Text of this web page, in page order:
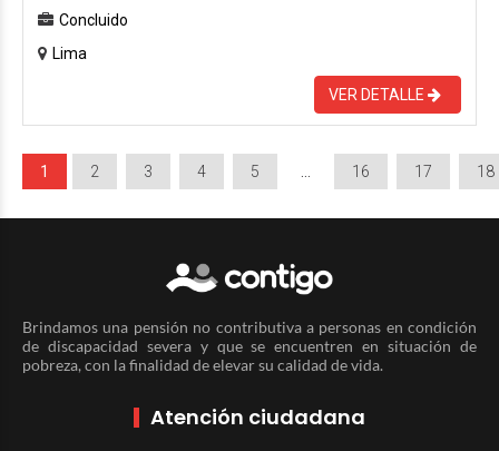
Concluido
Lima
VER DETALLE
1 2 3 4 5 16 17 18
Brindamos una pensión no contributiva a personas en condición
de discapacidad severa y que se encuentren en situación de
pobreza, con la finalidad de elevar su calidad de vida.
Atención ciudadana